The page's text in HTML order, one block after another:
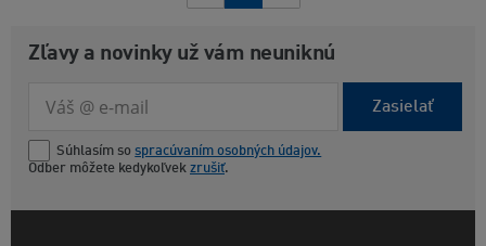
Zľavy a novinky už vám neuniknú
Zasielať
Súhlasím so spracúvaním osobných údajov.
Odber môžete kedykoľvek zrušiť.